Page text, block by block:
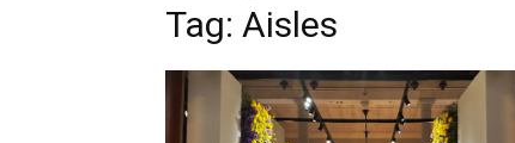
Tag: Aisles